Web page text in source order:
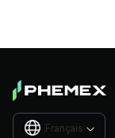
Français 